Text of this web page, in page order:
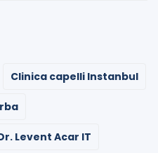
Clinica capelli Instanbul
Levent Acar IT